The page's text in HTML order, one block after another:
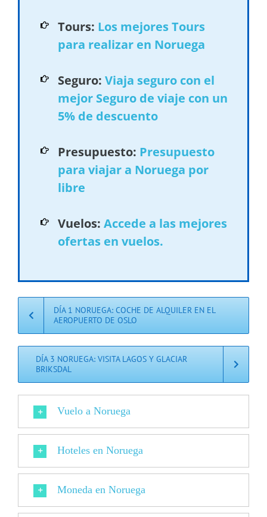
Tours: Los mejores Tours
para realizar en Noruega
Seguro: Viaja seguro con el
mejor Seguro de viaje con un
5% de descuento
Presupuesto: Presupuesto
para viajar a Noruega por
libre
Vuelos: Accede a las mejores
ofertas en vuelos.
DÍA 1 NORUEGA: COCHE DE ALQUILER EN EL
AEROPUERTO DE OSLO
DÍA 3 NORUEGA: VISITA LAGOS Y GLACIAR
BRIKSDAL
Vuelo a Noruega
Hoteles en Noruega
Moneda en Noruega